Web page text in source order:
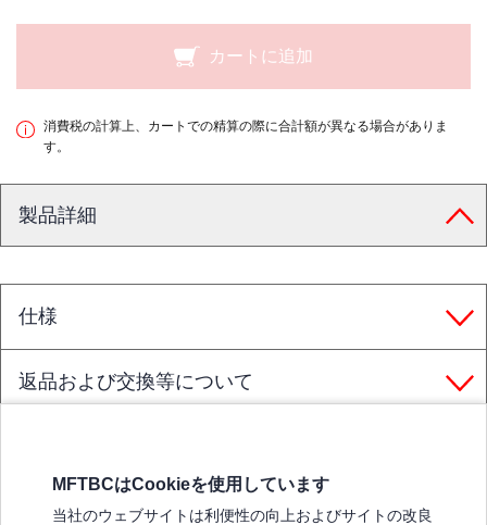
カートに追加
消費税の計算上、カートでの精算の際に合計額が異なる場合がありま
す。
製品詳細
仕様
返品および交換等について
MFTBCはCookieを使用しています
当社のウェブサイトは利便性の向上およびサイトの改良